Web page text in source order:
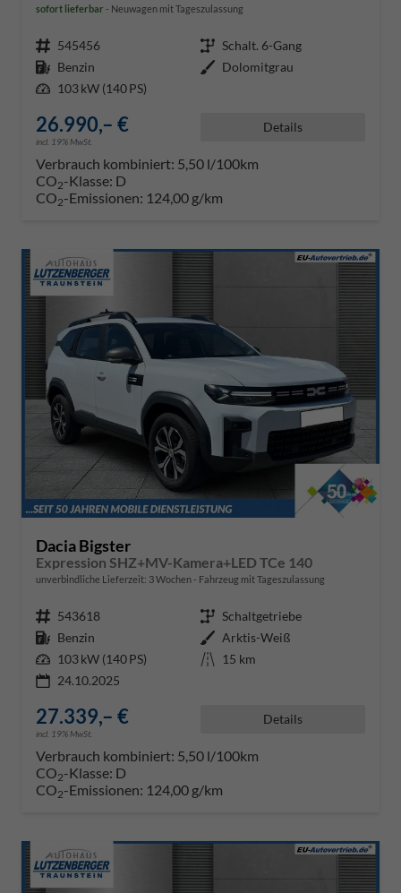
sofort lieferbar Neuwagen mit Tageszulassung
Fahrzeugnr. 545456 Getriebe Schalt. 6-Gang
Kraftstoff Benzin Außenfarbe Dolomitgrau
Leistung 103 kW (140 PS)
26.990,– €
incl. 19% MwSt.
Details
Verbrauch kombiniert: 5,50 l/100km
CO2-Klasse: D
CO2-Emissionen: 124,00 g/km
Dacia Bigster
Expression SHZ+MV-Kamera+LED TCe 140
unverbindliche Lieferzeit: 3 Wochen Fahrzeug mit Tageszulassung
Fahrzeugnr. 543618 Getriebe Schaltgetriebe
Kraftstoff Benzin Außenfarbe Arktis-Weiß
Leistung 103 kW (140 PS) Kilometerstand 15 km
24.10.2025
27.339,– €
incl. 19% MwSt.
Details
Verbrauch kombiniert: 5,50 l/100km
CO2-Klasse: D
CO2-Emissionen: 124,00 g/km